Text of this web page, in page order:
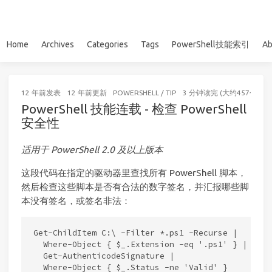
Home Archives Categories Tags PowerShell技能索引
12 年前发表 12 年前更新 POWERSHELL / TIP 3 分钟读完 (大约457个字)
PowerShell 技能连载 - 检查 PowerShell
安全性
适用于 PowerShell 2.0 及以上版本
这段代码在指定的驱动器里查找所有 PowerShell 脚本，
然后检查这些脚本是否有合法的数字签名，并汇报哪些脚
本没有签名，或签名非法：
Get-ChildItem C:\ -Filter *.ps1 -Recurse |
  Where-Object { $_.Extension -eq '.ps1' } |
  Get-AuthenticodeSignature |